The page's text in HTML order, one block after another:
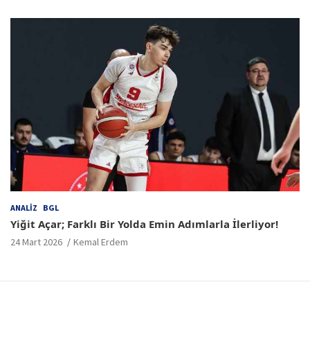
ANALIZ BGL
Yiğit Açar; Farklı Bir Yolda Emin Adımlarla İlerliyor!
24 Mart 2026 Kemal Erdem